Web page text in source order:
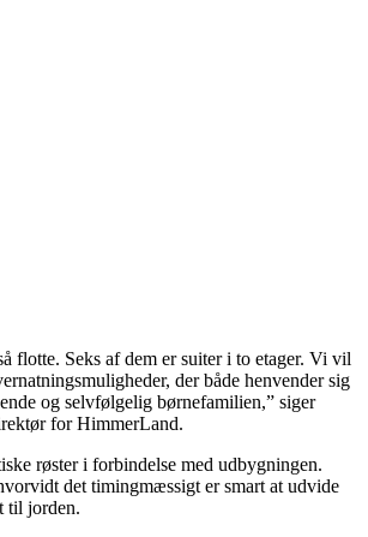
flotte. Seks af dem er suiter i to etager. Vi vil
der både henvender sig
og selvfølgelig børnefamilien,” siger
for HimmerLand.
røster i forbindelse med udbygningen.
det timingmæssigt er smart at udvide
til jorden.